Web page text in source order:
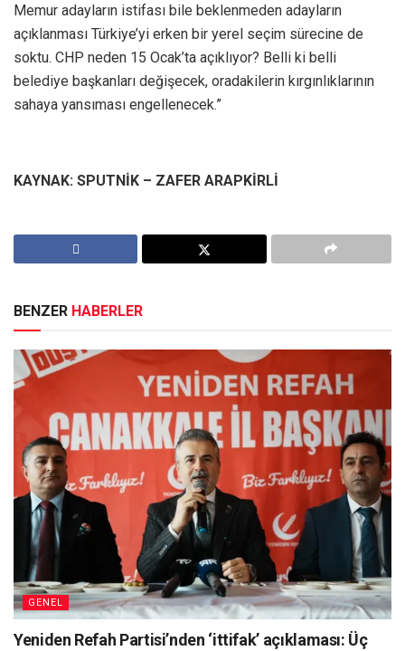
Memur adayların istifası bile beklenmeden adayların
açıklanması Türkiye’yi erken bir yerel seçim sürecine de
soktu. CHP neden 15 Ocak’ta açıklıyor? Belli ki belli
belediye başkanları değişecek, oradakilerin kırgınlıklarının
sahaya yansıması engellenecek.”
KAYNAK: SPUTNİK – ZAFER ARAPKİRLİ
BENZER HABERLER
GENEL
Yeniden Refah Partisi’nden ‘ittifak’ açıklaması: Üç